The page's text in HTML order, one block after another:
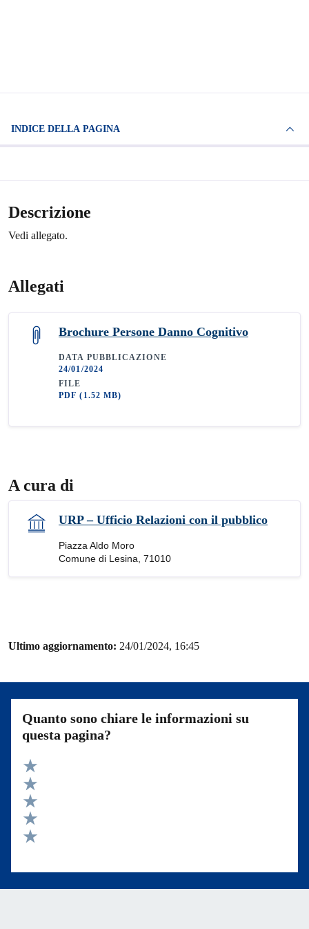
INDICE DELLA PAGINA
Descrizione
Vedi allegato.
Allegati
Brochure Persone Danno Cognitivo
DATA PUBBLICAZIONE
24/01/2024
FILE
PDF(1.52 MB)
A cura di
URP – Ufficio Relazioni con il pubblico
Piazza Aldo Moro
Comune di Lesina, 71010
Ultimo aggiornamento: 24/01/2024, 16:45
Quanto sono chiare le informazioni su
questa pagina?
Valuta 5 stelle su 5
Valuta 4 stelle su 5
Valuta 3 stelle su 5
Valuta 2 stelle su 5